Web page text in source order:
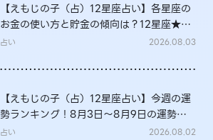
【えもじの子（占）12星座占い】各星座の
お金の使い方と貯金の傾向は？12星座★徹
底解説
占い 2026.08.03
【えもじの子（占）12星座占い】今週の運
勢ランキング！8月3日～8月9日の運勢
は？
占い 2026.08.02